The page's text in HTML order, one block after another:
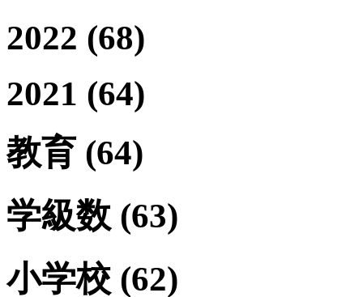
2022 (68)
2021 (64)
教育 (64)
学級数 (63)
小学校 (62)